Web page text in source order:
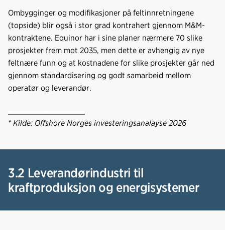
Ombygginger og modifikasjoner på feltinnretningene
(topside) blir også i stor grad kontrahert gjennom M&M-
kontraktene. Equinor har i sine planer nærmere 70 slike
prosjekter frem mot 2035, men dette er avhengig av nye
feltnære funn og at kostnadene for slike prosjekter går ned
gjennom standardisering og godt samarbeid mellom
operatør og leverandør.
* Kilde: Offshore Norges investeringsanalayse 2026
3.2 Leverandørindustri til
kraftproduksjon og energisystemer